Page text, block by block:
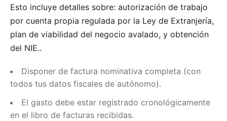
Esto incluye detalles sobre: autorización de trabajo
por cuenta propia regulada por la Ley de Extranjería,
plan de viabilidad del negocio avalado, y obtención
del NIE..
Disponer de factura nominativa completa (con
todos tus datos fiscales de autónomo).
El gasto debe estar registrado cronológicamente
en el libro de facturas recibidas.